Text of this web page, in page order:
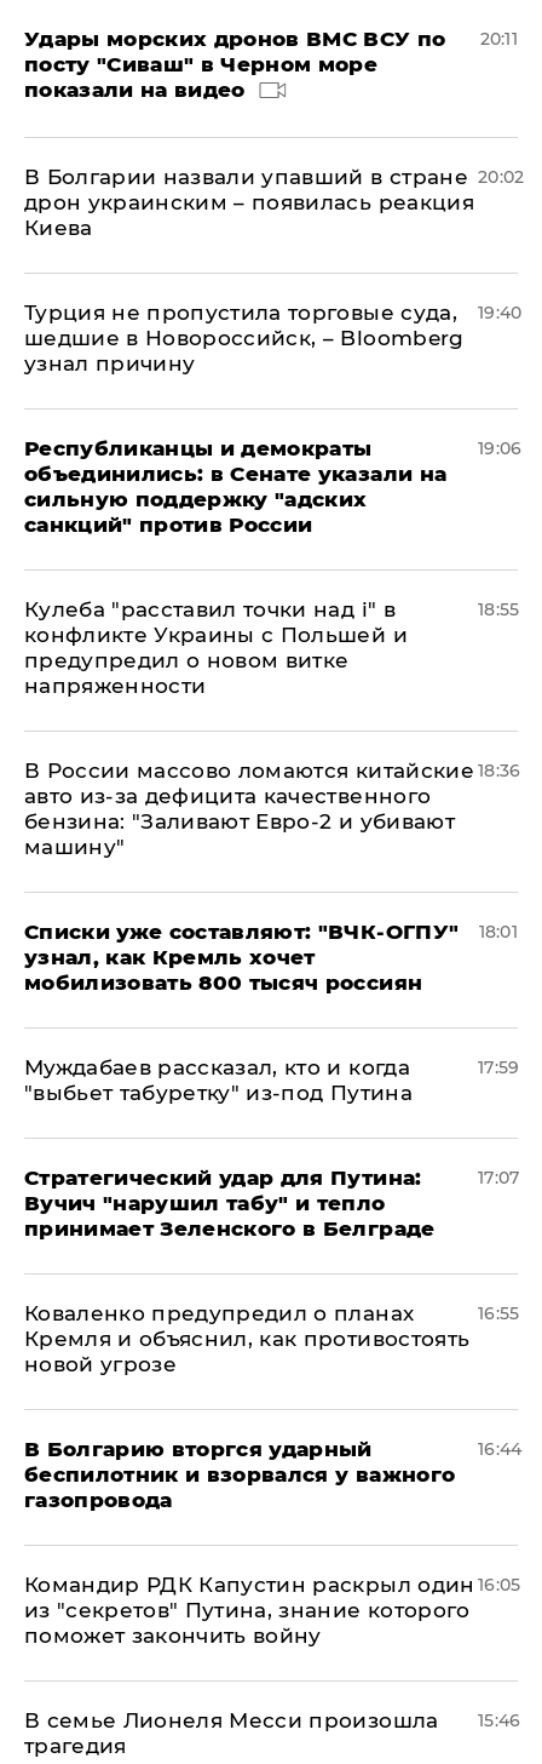
Удары морских дронов ВМС ВСУ по
посту "Сиваш" в Черном море
показали на видео
20:11
В Болгарии назвали упавший в стране
дрон украинским – появилась реакция
Киева
20:02
Турция не пропустила торговые суда,
шедшие в Новороссийск, – Bloomberg
узнал причину
19:40
Республиканцы и демократы
объединились: в Сенате указали на
сильную поддержку "адских
санкций" против России
19:06
Кулеба "расставил точки над і" в
конфликте Украины с Польшей и
предупредил о новом витке
напряженности
18:55
В России массово ломаются китайские
авто из-за дефицита качественного
бензина: "Заливают Евро-2 и убивают
машину"
18:36
Списки уже составляют: "ВЧК-ОГПУ"
узнал, как Кремль хочет
мобилизовать 800 тысяч россиян
18:01
Муждабаев рассказал, кто и когда
"выбьет табуретку" из-под Путина
17:59
Стратегический удар для Путина:
Вучич "нарушил табу" и тепло
принимает Зеленского в Белграде
17:07
Коваленко предупредил о планах
Кремля и объяснил, как противостоять
новой угрозе
16:55
В Болгарию вторгся ударный
беспилотник и взорвался у важного
газопровода
16:44
Командир РДК Капустин раскрыл один
из "секретов" Путина, знание которого
поможет закончить войну
16:05
В семье Лионеля Месси произошла
трагедия
15:46